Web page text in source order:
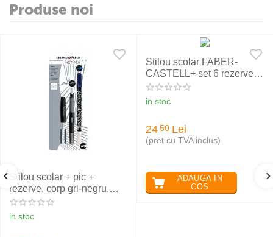
Produse noi
Stilou scolar + pic +
rezerve, corp gri-negru,
NXT Eberhard Faber
in stoc
Stilou scolar FABER-
CASTELL+ set 6 rezerve,
rosu
in stoc
24 50 Lei
(pret cu TVA inclus)
ADAUGA IN
COS